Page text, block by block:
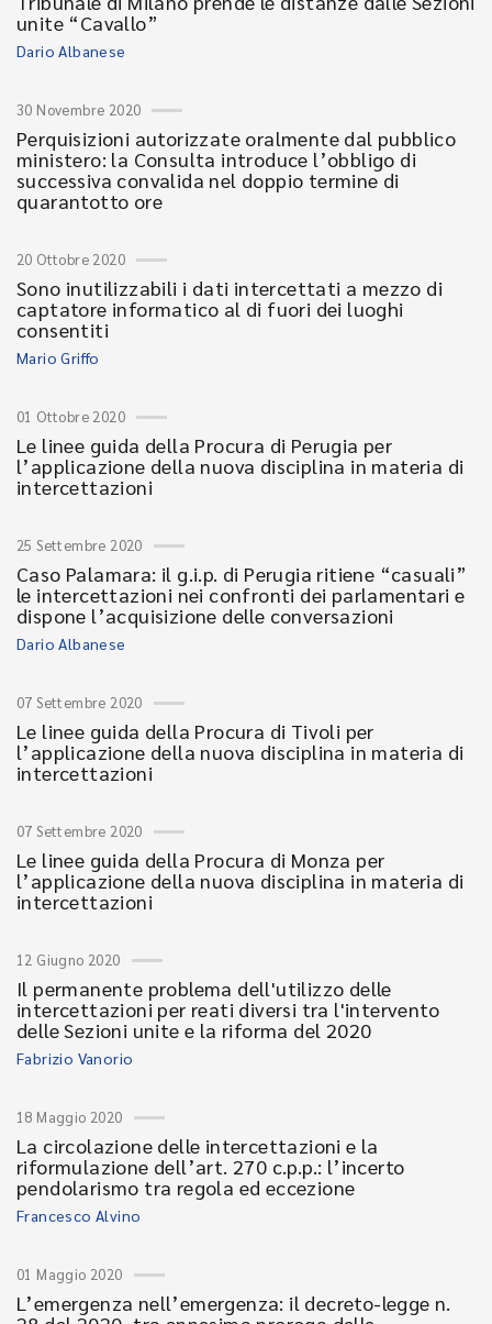
unite “Cavallo”
Dario Albanese
30 Novembre 2020
Perquisizioni autorizzate oralmente dal pubblico
ministero: la Consulta introduce l’obbligo di
successiva convalida nel doppio termine di
quarantotto ore
20 Ottobre 2020
Sono inutilizzabili i dati intercettati a mezzo di
captatore informatico al di fuori dei luoghi
consentiti
Mario Griffo
01 Ottobre 2020
Le linee guida della Procura di Perugia per
l’applicazione della nuova disciplina in materia di
intercettazioni
25 Settembre 2020
Caso Palamara: il g.i.p. di Perugia ritiene “casuali”
le intercettazioni nei confronti dei parlamentari e
dispone l’acquisizione delle conversazioni
Dario Albanese
07 Settembre 2020
Le linee guida della Procura di Tivoli per
l’applicazione della nuova disciplina in materia di
intercettazioni
07 Settembre 2020
Le linee guida della Procura di Monza per
l’applicazione della nuova disciplina in materia di
intercettazioni
12 Giugno 2020
Il permanente problema dell'utilizzo delle
intercettazioni per reati diversi tra l'intervento
delle Sezioni unite e la riforma del 2020
Fabrizio Vanorio
18 Maggio 2020
La circolazione delle intercettazioni e la
riformulazione dell’art. 270 c.p.p.: l’incerto
pendolarismo tra regola ed eccezione
Francesco Alvino
01 Maggio 2020
L’emergenza nell’emergenza: il decreto-legge n.